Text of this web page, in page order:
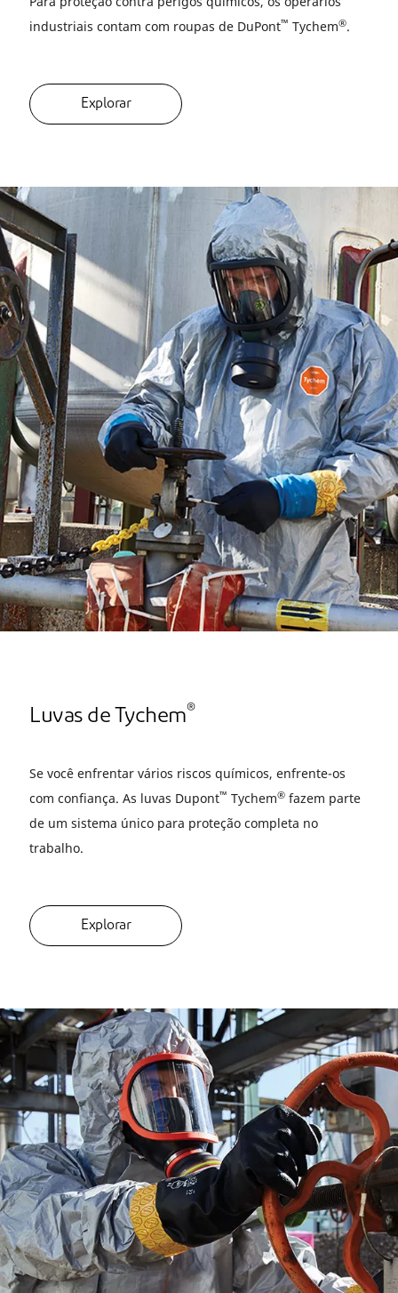
industriais contam com roupas de DuPont™ Tychem®.
Explorar
Luvas de Tychem®
Se você enfrentar vários riscos químicos, enfrente-os
com confiança. As luvas Dupont™ Tychem® fazem parte
de um sistema único para proteção completa no
trabalho.
Explorar